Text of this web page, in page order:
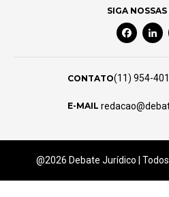
SIGA NOSSAS
CONTATO(11) 954-
E-MAIL
@2026 Debate Jurídico |